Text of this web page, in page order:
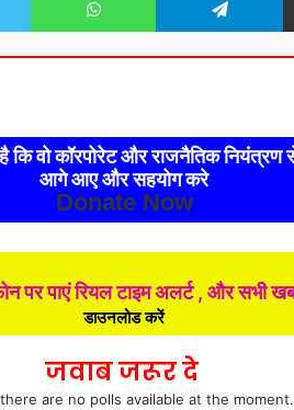
कि वो कॉरपोरेट और राजनैतिक
आगे आए और सहयोग करे
Donate Now
पर पाएं रियल टाइम अलर्ट , और सभी
डाउनलोड करें
जवाब जरूर दे
are no polls available at the moment.